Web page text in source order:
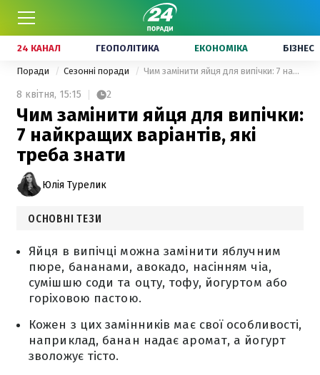
24 КАНАЛ ГЕОПОЛІТИКА ЕКОНОМІКА БІЗНЕС
Поради Сезонні поради Чим замінити яйця для випічки: 7 найкращих варіантів, які треба знати
8 квітня, 15:15 2
Чим замінити яйця для випічки:
7 найкращих варіантів, які
треба знати
Юлія Турелик
ОСНОВНІ ТЕЗИ
Яйця в випічці можна замінити яблучним
пюре, бананами, авокадо, насінням чіа,
сумішшю соди та оцту, тофу, йогуртом або
горіховою пастою.
Кожен з цих замінників має свої особливості,
наприклад, банан надає аромат, а йогурт
зволожує тісто.